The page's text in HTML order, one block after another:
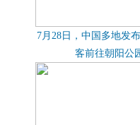
7月28日，中国多地发
客前往朝阳公